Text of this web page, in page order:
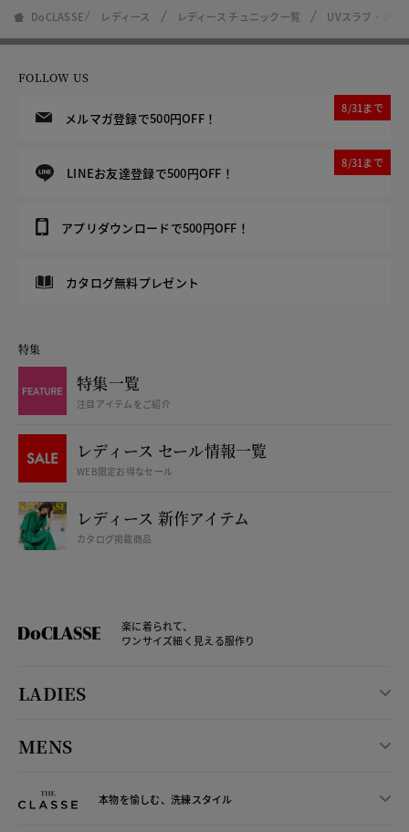
DoCLASSE レディース レディース チュニック一覧 UVスラブ・ジェ
FOLLOW US
メルマガ登録で500円OFF！
8/31まで
LINEお友達登録で500円OFF！
8/31まで
アプリダウンロードで500円OFF！
カタログ無料プレゼント
特集
特集一覧
注目アイテムをご紹介
レディース セール情報一覧
WEB限定お得なセール
レディース 新作アイテム
カタログ掲載商品
楽に着られて、
ワンサイズ細く見える服作り
LADIES
MENS
本物を愉しむ、洗練スタイル